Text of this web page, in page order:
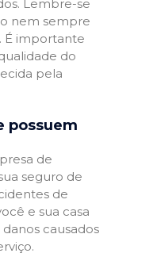
Lembre-se
nem sempre
É importante
do
pela
possuem
de
seguro de
de
e sua casa
causados